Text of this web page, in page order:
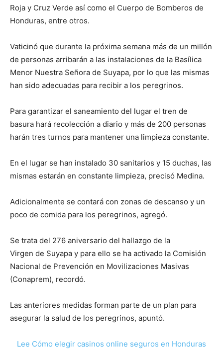
Roja y Cruz Verde así como el Cuerpo de Bomberos de
Honduras, entre otros.
Vaticinó que durante la próxima semana más de un millón
de personas arribarán a las instalaciones de la Basílica
Menor Nuestra Señora de Suyapa, por lo que las mismas
han sido adecuadas para recibir a los peregrinos.
Para garantizar el saneamiento del lugar el tren de
basura hará recolección a diario y más de 200 personas
harán tres turnos para mantener una limpieza constante.
En el lugar se han instalado 30 sanitarios y 15 duchas, las
mismas estarán en constante limpieza, precisó Medina.
Adicionalmente se contará con zonas de descanso y un
poco de comida para los peregrinos, agregó.
Se trata del 276 aniversario del hallazgo de la
Virgen de Suyapa y para ello se ha activado la Comisión
Nacional de Prevención en Movilizaciones Masivas
(Conaprem), recordó.
Las anteriores medidas forman parte de un plan para
asegurar la salud de los peregrinos, apuntó.
Lee Cómo elegir casinos online seguros en Honduras